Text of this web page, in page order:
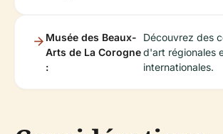
Musée des Beaux-
Arts de La Corogne
:
Découvrez des
d'art régionales
internationales.